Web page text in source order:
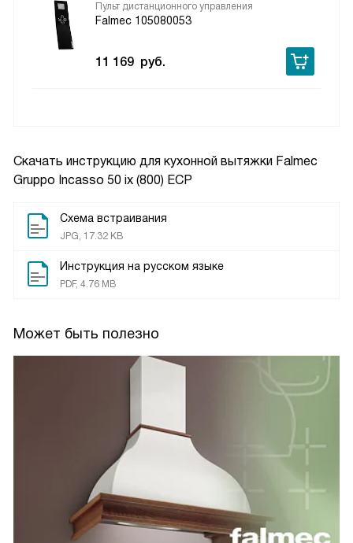
Скачать инструкцию для кухонной вытяжки Falmec
Gruppo Incasso 50 ix (800) ECP
Схема встраивания
JPG, 17.32 KB
Инструкция на русском языке
PDF, 4.76 MB
Может быть полезно
Пульт дистанционного управления
Falmec 105080053
11 169 руб.